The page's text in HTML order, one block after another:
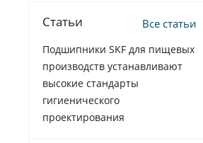
Статьи Все статьи
Подшипники SKF для пищевых
производств устанавливают
высокие стандарты
гигиенического
проектирования